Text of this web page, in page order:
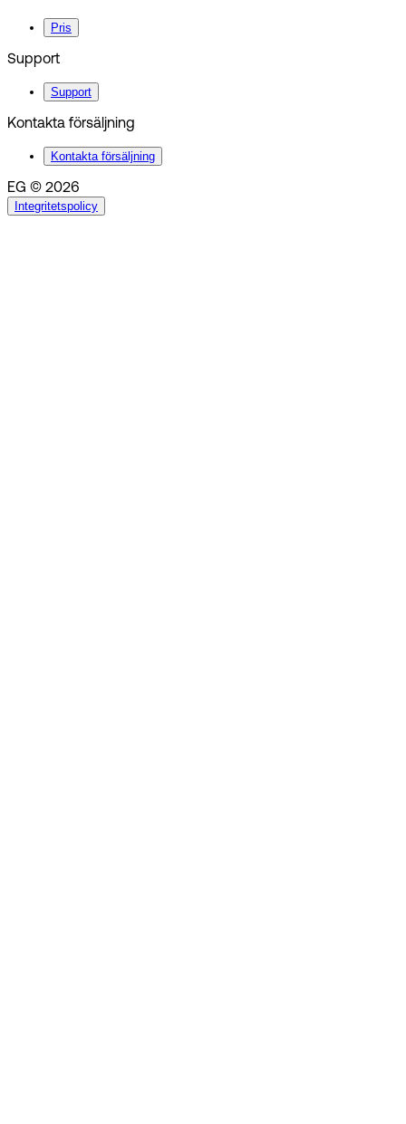
Pris
Support
Support
Kontakta försäljning
Kontakta försäljning
EG © 2026
Integritetspolicy